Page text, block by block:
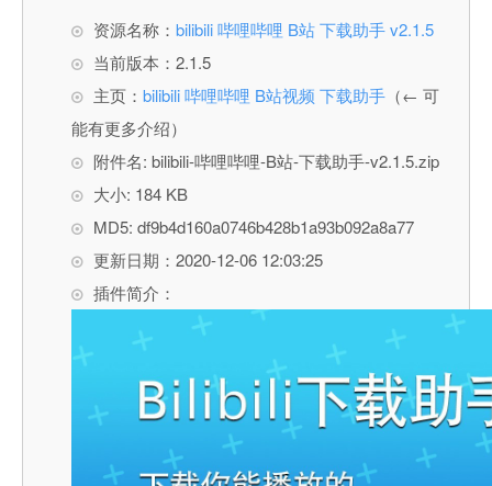
资源名称： bilibili 哔哩哔哩 B站 下载助手 v2.1.5
当前版本：2.1.5
主页： bilibili 哔哩哔哩 B站视频 下载助手 （← 可
能有更多介绍）
附件名: bilibili-哔哩哔哩-B站-下载助手-v2.1.5.zip
大小: 184 KB
MD5: df9b4d160a0746b428b1a93b092a8a77
更新日期：2020-12-06 12:03:25
插件简介：